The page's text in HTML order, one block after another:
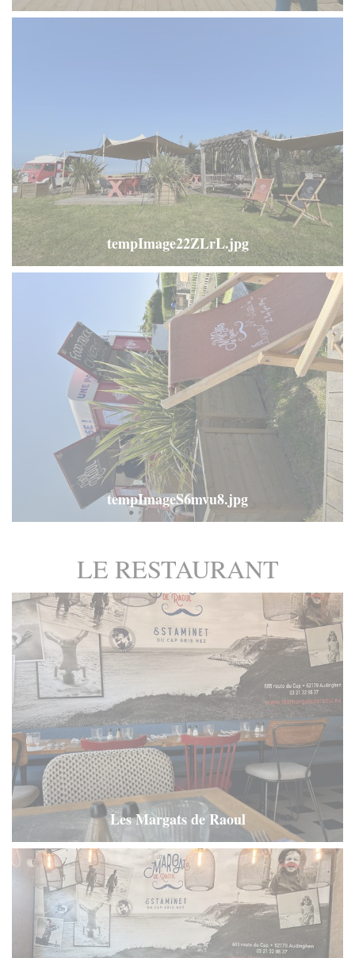
tempImage22ZLrL.jpg
tempImageS6mvu8.jpg
LE RESTAURANT
Les Margats de Raoul